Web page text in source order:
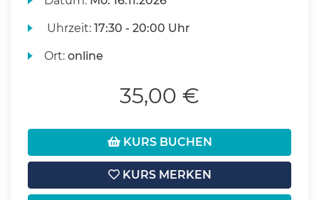
Uhrzeit:17:30 - 20:00 Uhr
Ort:online
35,00 €
KURS BUCHEN
KURS MERKEN